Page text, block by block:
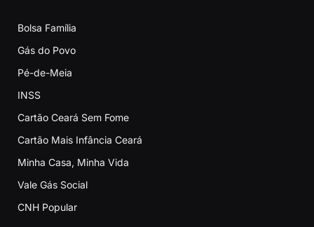
Bolsa Família
Gás do Povo
Pé-de-Meia
INSS
Cartão Ceará Sem Fome
Cartão Mais Infância Ceará
Minha Casa, Minha Vida
Vale Gás Social
CNH Popular